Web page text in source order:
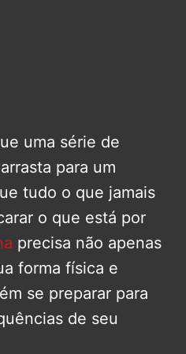
uma série de
para um
tudo o que jamais
o que está por
precisa não apenas
forma física e
se preparar para
de seu